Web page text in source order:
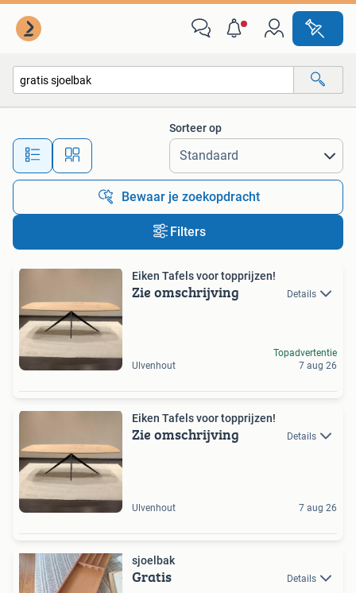
Alle afstanden…
Sorteer op
Bewaar je zoekopdracht
Filters
Eiken Tafels voor topprijzen!
Zie omschrijving Details
Ulvenhout
Topadvertentie
7 aug 26
Eiken Tafels voor topprijzen!
Zie omschrijving Details
Ulvenhout 7 aug 26
sjoelbak
Gratis Details